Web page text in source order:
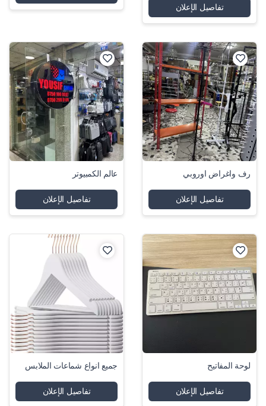
تفاصيل الإعلان
رف واغراض اوروبي
تفاصيل الإعلان
عالم الكمبيوتر
تفاصيل الإعلان
لوحة المفاتيح
تفاصيل الإعلان
جميع انواع شماعات الملابس
تفاصيل الإعلان